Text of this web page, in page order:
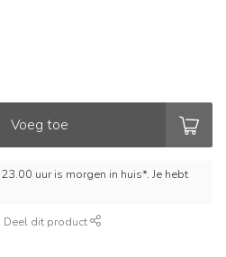
Voeg toe
uur is morgen in huis*. Je hebt
Deel dit product